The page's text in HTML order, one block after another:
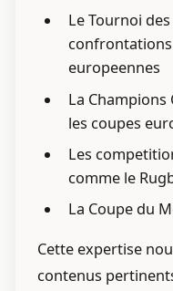
Le Tournoi
europeennes
La Champions
les coupes
Les
comme le
La Coupe du
Cette expertise
contenus